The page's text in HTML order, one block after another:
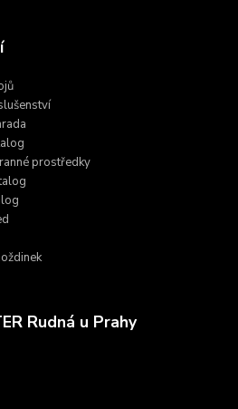
prostředky
Rudná u Prahy